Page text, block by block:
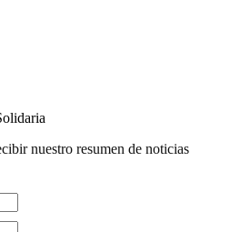
nuestro resumen de noticias